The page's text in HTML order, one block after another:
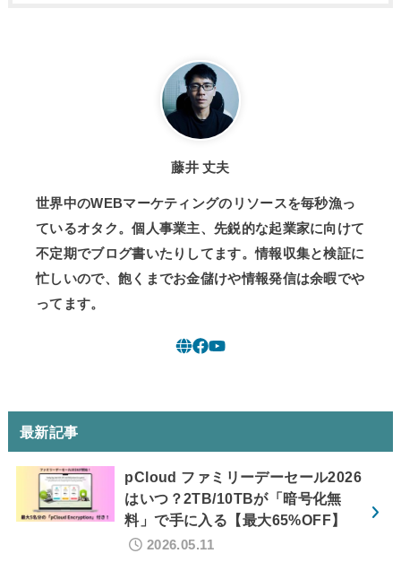
藤井 丈夫
世界中のWEBマーケティングのリソースを毎秒漁っ
ているオタク。個人事業主、先鋭的な起業家に向けて
不定期でブログ書いたりしてます。情報収集と検証に
忙しいので、飽くまでお金儲けや情報発信は余暇でや
ってます。
最新記事
pCloud ファミリーデーセール2026
はいつ？2TB/10TBが「暗号化無
料」で手に入る【最大65%OFF】
2026.05.11